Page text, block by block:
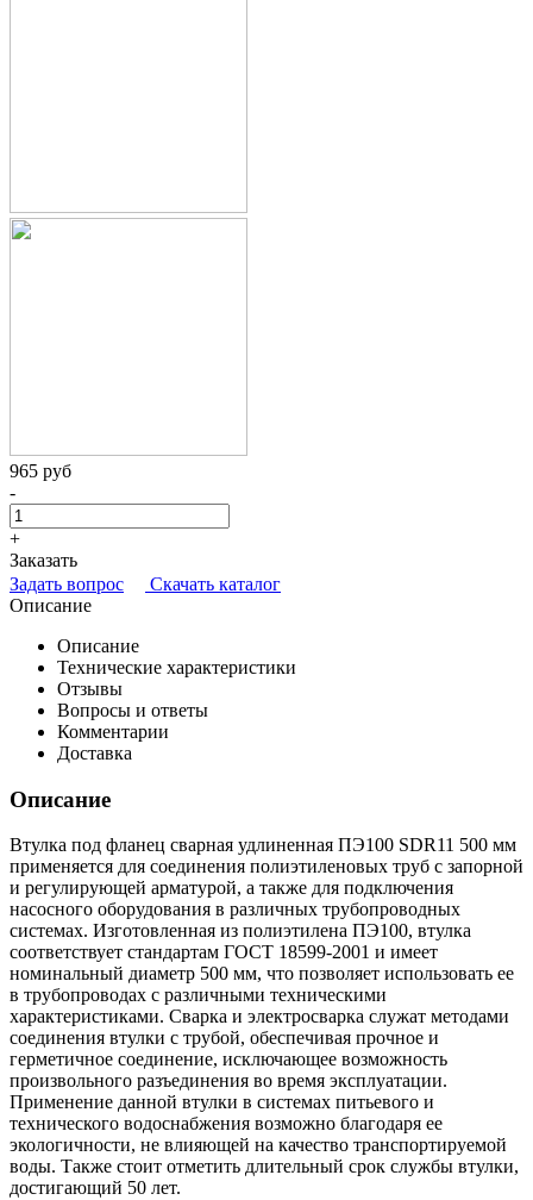
965 руб
-
+
Заказать
Задать вопрос
Скачать каталог
Описание
Описание
Технические характеристики
Отзывы
Вопросы и ответы
Комментарии
Доставка
Описание
Втулка под фланец сварная удлиненная ПЭ100 SDR11 500 мм
применяется для соединения полиэтиленовых труб с запорной
и регулирующей арматурой, а также для подключения
насосного оборудования в различных трубопроводных
системах. Изготовленная из полиэтилена ПЭ100, втулка
соответствует стандартам ГОСТ 18599-2001 и имеет
номинальный диаметр 500 мм, что позволяет использовать ее
в трубопроводах с различными техническими
характеристиками. Сварка и электросварка служат методами
соединения втулки с трубой, обеспечивая прочное и
герметичное соединение, исключающее возможность
произвольного разъединения во время эксплуатации.
Применение данной втулки в системах питьевого и
технического водоснабжения возможно благодаря ее
экологичности, не влияющей на качество транспортируемой
воды. Также стоит отметить длительный срок службы втулки,
достигающий 50 лет.